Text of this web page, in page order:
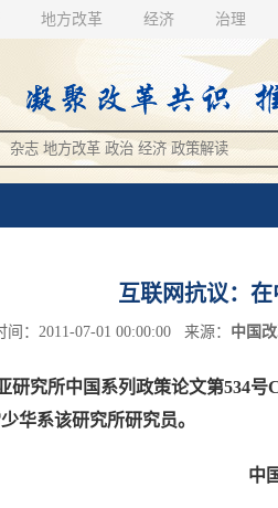
地方改革 经济 治理
互联网抗议：
间：2011-07-01 00:00:00 来源： 中国
究所中国系列政策论文第534
华系该研究所研究员。
中